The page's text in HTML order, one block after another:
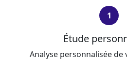
1
Étude
Analyse personnalisée